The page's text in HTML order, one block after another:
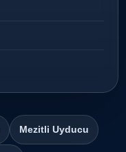
Mezitli Uyducu